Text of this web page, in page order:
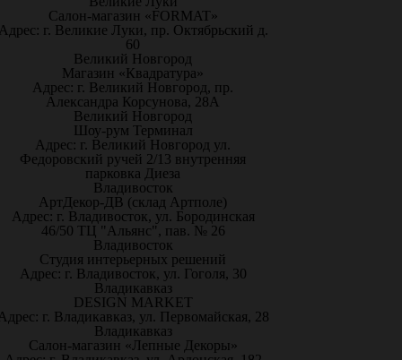
Салон-магазин «FORMAT»
г. Великие Луки, пр. Октябрьский д.
60
Великий Новгород
Магазин «Квадратура»
Адрес: г. Великий Новгород, пр.
Александра Корсунова, 28А
Великий Новгород
Шоу-рум Терминал
Адрес: г. Великий Новгород ул.
Федоровский ручей 2/13 внутренняя
парковка Диеза
Владивосток
АртДекор-ДВ (склад Артполе)
Адрес: г. Владивосток, ул. Бородинская
46/50 ТЦ "Альянс", пав. № 26
Владивосток
Студия интерьерных решений
Адрес: г. Владивосток, ул. Гоголя, 30
Владикавказ
DESIGN MARKET
г. Владикавказ, ул. Первомайская, 28
Владикавказ
Салон-магазин «Лепные Декоры»